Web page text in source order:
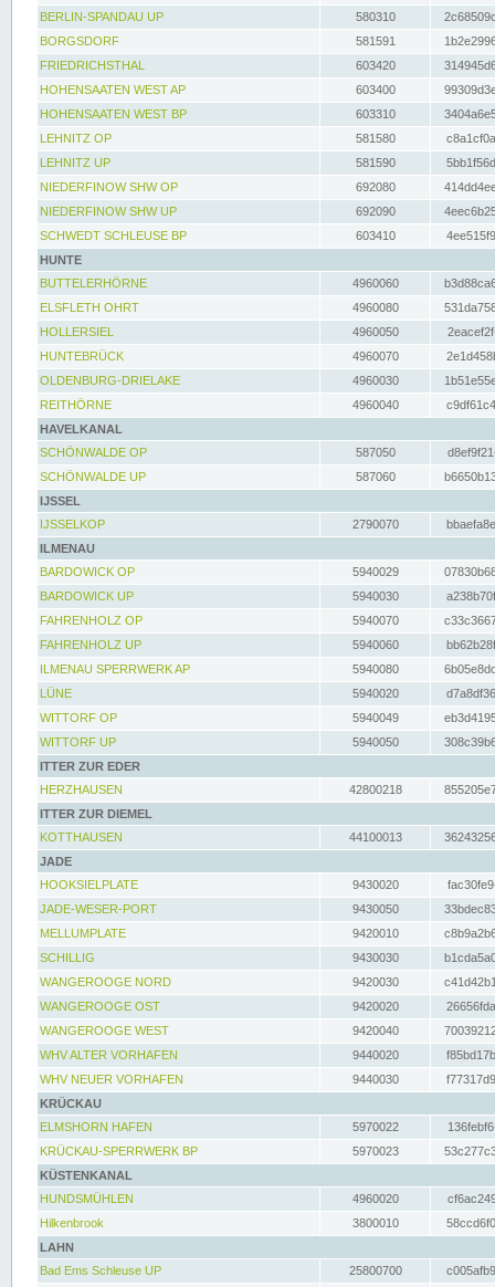
BERLIN-SPANDAU UP
580310
BORGSDORF
581591
FRIEDRICHSTHAL
603420
HOHENSAATEN WEST AP
603400
HOHENSAATEN WEST BP
603310
LEHNITZ OP
581580
LEHNITZ UP
581590
NIEDERFINOW SHW OP
692080
NIEDERFINOW SHW UP
692090
SCHWEDT SCHLEUSE BP
603410
HUNTE
BUTTELERHÖRNE
4960060
ELSFLETH OHRT
4960080
HOLLERSIEL
4960050
HUNTEBRÜCK
4960070
OLDENBURG-DRIELAKE
4960030
REITHÖRNE
4960040
HAVELKANAL
SCHÖNWALDE OP
587050
SCHÖNWALDE UP
587060
IJSSEL
IJSSELKOP
2790070
ILMENAU
BARDOWICK OP
5940029
BARDOWICK UP
5940030
FAHRENHOLZ OP
5940070
FAHRENHOLZ UP
5940060
ILMENAU SPERRWERK AP
5940080
LÜNE
5940020
WITTORF OP
5940049
WITTORF UP
5940050
ITTER ZUR EDER
HERZHAUSEN
42800218
ITTER ZUR DIEMEL
KOTTHAUSEN
44100013
JADE
HOOKSIELPLATE
9430020
JADE-WESER-PORT
9430050
MELLUMPLATE
9420010
SCHILLIG
9430030
WANGEROOGE NORD
9420030
WANGEROOGE OST
9420020
WANGEROOGE WEST
9420040
WHV ALTER VORHAFEN
9440020
WHV NEUER VORHAFEN
9440030
KRÜCKAU
ELMSHORN HAFEN
5970022
KRÜCKAU-SPERRWERK BP
5970023
KÜSTENKANAL
HUNDSMÜHLEN
4960020
Hilkenbrook
3800010
LAHN
Bad Ems Schleuse UP
25800700